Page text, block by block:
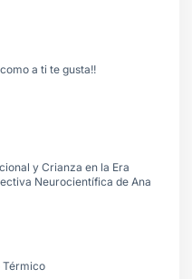
a ti te gusta!!
y Crianza en la Era
Neurocientífica de Ana
Térmico